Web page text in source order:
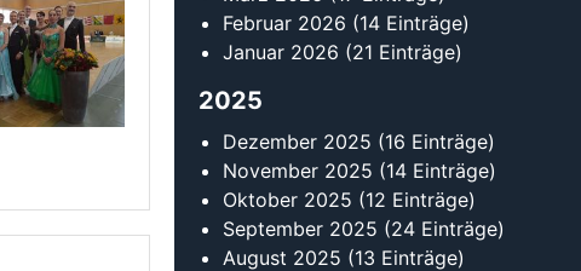
April 2025(14 Einträge)
März 2025(18 Einträge)
Januar 2025
2024
Dezember 2024(13 Einträge)
November 2024(11 Einträge)
Oktober 2024(17 Einträge)